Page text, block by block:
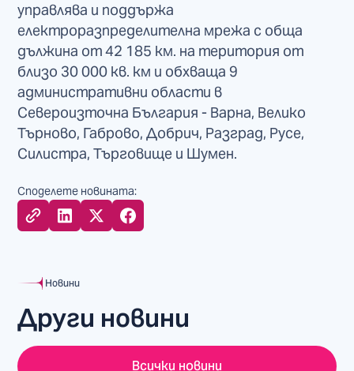
управлява и поддържа
електроразпределителна мрежа с обща
дължина от 42 185 км. на територия от
близо 30 000 кв. км и обхваща 9
административни области в
Североизточна България - Варна, Велико
Търново, Габрово, Добрич, Разград, Русе,
Силистра, Търговище и Шумен.
Споделете новината:
Новини
Други новини
Всички новини